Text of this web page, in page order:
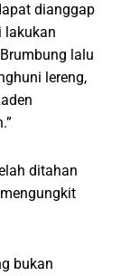
dianggap
lakukan
lalu
lereng,
ditahan
bukan